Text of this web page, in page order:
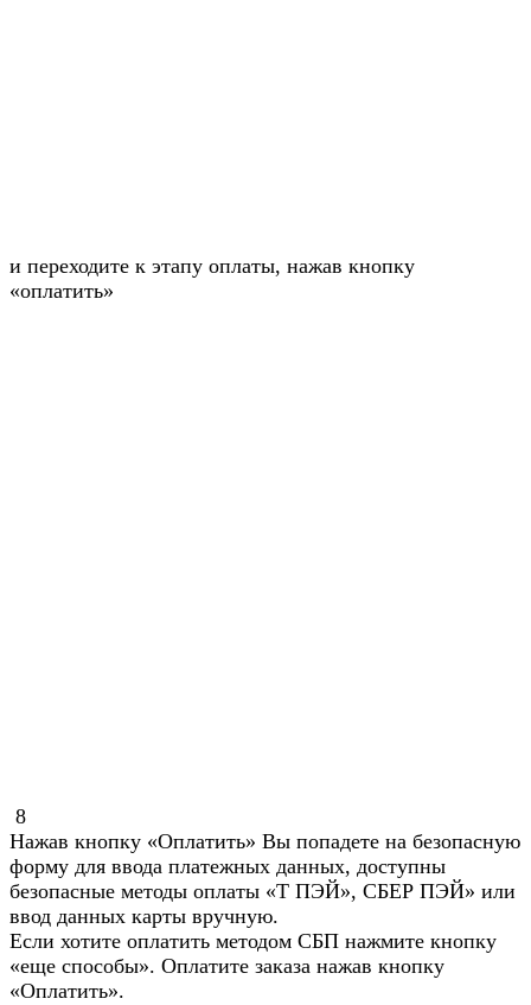
и переходите к этапу оплаты, нажав кнопку
«оплатить»
8
Нажав кнопку «Оплатить» Вы попадете на безопасную
форму для ввода платежных данных, доступны
безопасные методы оплаты «Т ПЭЙ», СБЕР ПЭЙ» или
ввод данных карты вручную.
Если хотите оплатить методом СБП нажмите кнопку
«еще способы». Оплатите заказа нажав кнопку
«Оплатить».